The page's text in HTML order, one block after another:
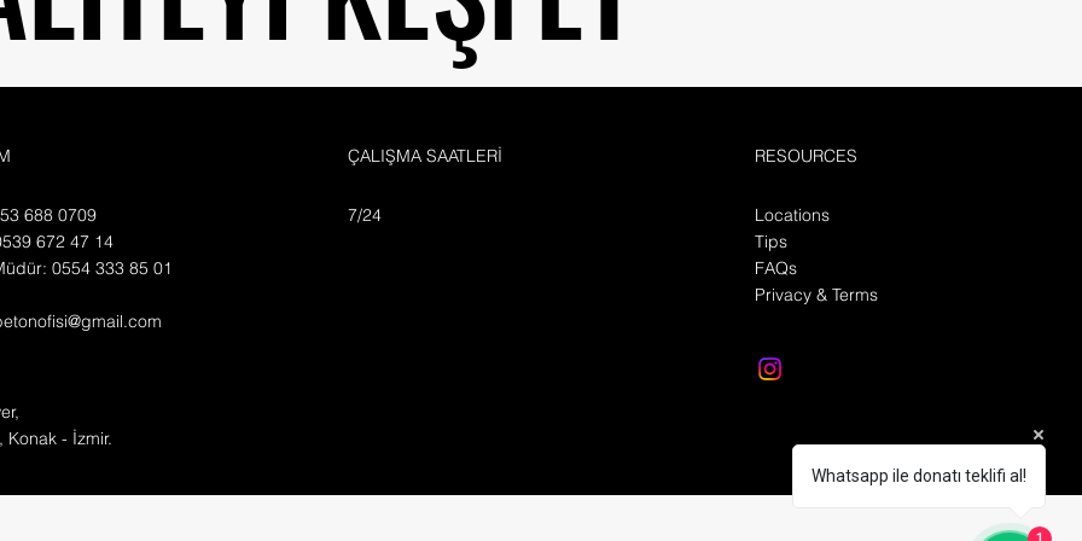
688 0709
672 47 14
0554 333 85 01
Konak - İzmir.
ÇALIŞMA SAATLERİ
7/24
RESOURCES
Locations
Tips
FAQs
Privacy & Terms
Whatsapp ile donatı teklifi al!